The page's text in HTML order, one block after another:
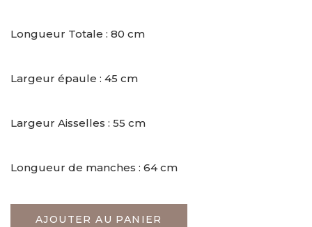
Longueur Totale : 80 cm
Largeur épaule : 45 cm
Largeur Aisselles : 55 cm
Longueur de manches : 64 cm
AJOUTER AU PANIER